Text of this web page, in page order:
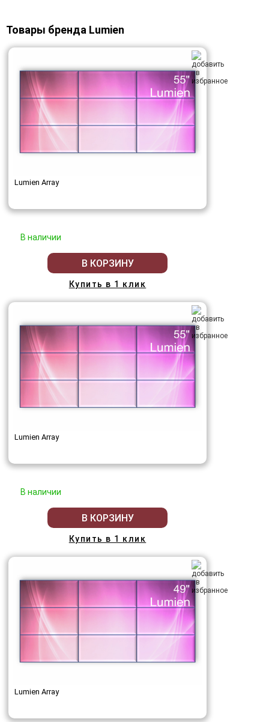
Товары бренда Lumien
Lumien Array
В наличии
В КОРЗИНУ
Купить в 1 клик
Lumien Array
В наличии
В КОРЗИНУ
Купить в 1 клик
Lumien Array